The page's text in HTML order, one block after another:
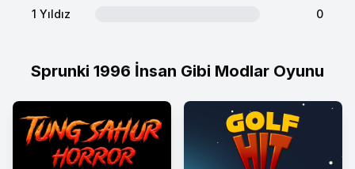
Sprunki 1996 İnsan Gibi Modlar Oyunu
1 Yıldız
0